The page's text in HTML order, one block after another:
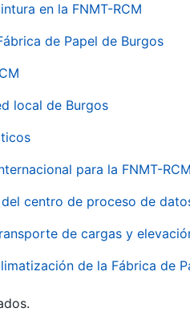
en la FNMT-RCM
de Papel de Burgos
local de Burgos
para la FNMT-
centro de proceso de
de cargas y
de la Fábrica de